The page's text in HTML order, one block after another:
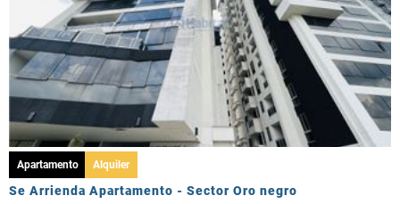
Apartamento Alquiler
Se Arrienda Apartamento - Sector Oro negro